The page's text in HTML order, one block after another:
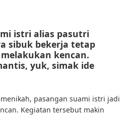
istri alias pasutri
sibuk bekerja tetap
kencan.
yuk, simak ide
pasangan suami istri jadi
Kegiatan tersebut makin